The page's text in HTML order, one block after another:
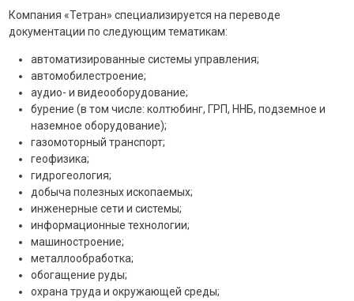
Компания «Тетран» специализируется на переводе
документации по следующим тематикам:
автоматизированные системы управления;
автомобилестроение;
аудио- и видеооборудование;
бурение (в том числе: колтюбинг, ГРП, ННБ, подземное и
наземное оборудование);
газомоторный транспорт;
геофизика;
гидрогеология;
добыча полезных ископаемых;
инженерные сети и системы;
информационные технологии;
машиностроение;
металлообработка;
обогащение руды;
охрана труда и окружающей среды;